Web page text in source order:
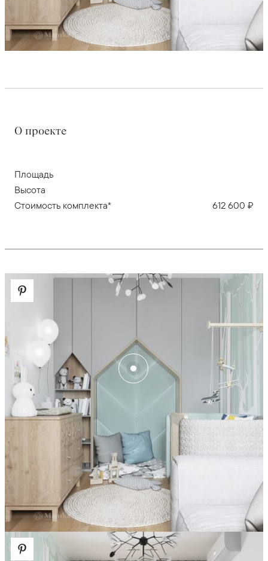
О проекте
Площадь
Высота
Стоимость комплекта*
612 600 ₽